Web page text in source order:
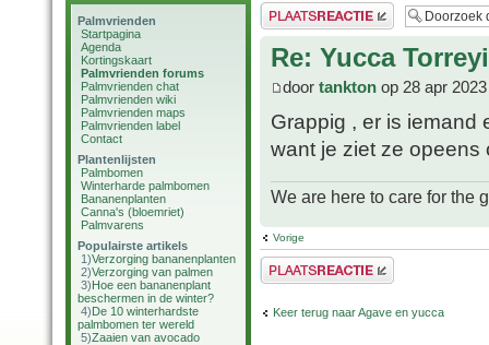
Palmvrienden
Startpagina
Agenda
Kortingskaart
Palmvrienden forums
Palmvrienden chat
Palmvrienden wiki
Palmvrienden maps
Palmvrienden label
Contact
Plantenlijsten
Palmbomen
Winterharde palmbomen
Bananenplanten
Canna's (bloemriet)
Palmvarens
Populairste artikels
1)Verzorging bananenplanten
2)Verzorging van palmen
3)Hoe een bananenplant
beschermen in de winter?
4)De 10 winterhardste
palmbomen ter wereld
5)Zaaien van avocado
Plaats een reactie
Re: Yucca Torreyi
door tankton op 28 apr
Grappig , er is iemand
want je ziet ze
We are here to care for the
Vorige
Plaats een reactie
Keer terug naar Agave en yucca